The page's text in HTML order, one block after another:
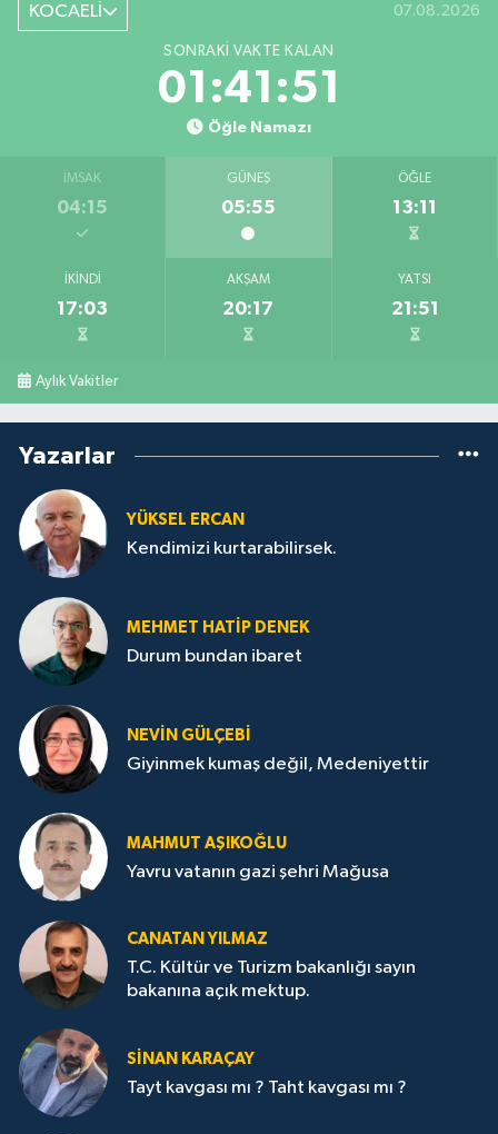
KOCAELİ 07.08.2026
SONRAKI VAKTE KALAN
01:41:50
Öğle Namazı
İMSAK
04:15
GÜNEŞ
05:55
ÖĞLE
13:11
İKINDI
17:03
AKŞAM
20:17
YATSI
21:51
Aylık Vakitler
Yazarlar
YÜKSEL ERCAN
Kendimizi kurtarabilirsek.
MEHMET HATİP DENEK
Durum bundan ibaret
NEVİN GÜLÇEBİ
Giyinmek kumaş değil, Medeniyettir
MAHMUT AŞIKOĞLU
Yavru vatanın gazi şehri Mağusa
CANATAN YILMAZ
T.C. Kültür ve Turizm bakanlığı sayın
bakanına açık mektup.
SİNAN KARAÇAY
Tayt kavgası mı ? Taht kavgası mı ?